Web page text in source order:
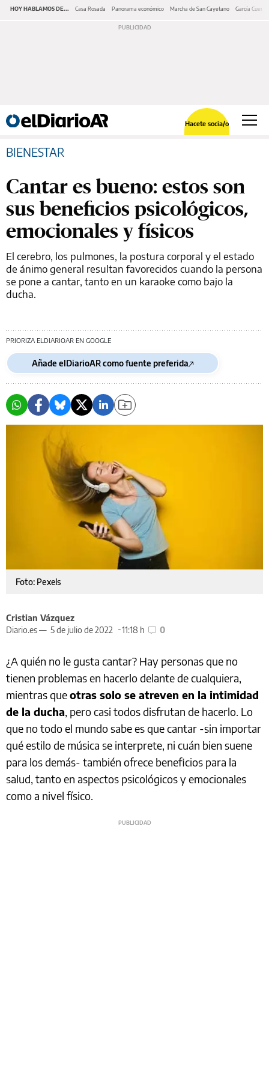
HOY HABLAMOS DE... Casa Rosada Panorama económico Marcha de San Cayetano García Cuerva
Hacete socia/o
BIENESTAR
Cantar es bueno: estos son
sus beneficios psicológicos,
emocionales y físicos
El cerebro, los pulmones, la postura corporal y el estado
de ánimo general resultan favorecidos cuando la persona
se pone a cantar, tanto en un karaoke como bajo la
ducha.
PRIORIZA ELDIARIOAR EN GOOGLE
Añade elDiarioAR como fuente preferida
Foto: Pexels
Cristian Vázquez
Diario.es — 5 de julio de 2022 11:18 h 0
¿A quién no le gusta cantar? Hay personas que no
tienen problemas en hacerlo delante de cualquiera,
mientras queotras solo se atreven en la intimidad
de la ducha, pero casi todos disfrutan de hacerlo. Lo
que no todo el mundo sabe es que cantar -sin importar
qué estilo de música se interprete, ni cuán bien suene
para los demás- también ofrece beneficios para la
salud, tanto en aspectos psicológicos y emocionales
como a nivel físico.